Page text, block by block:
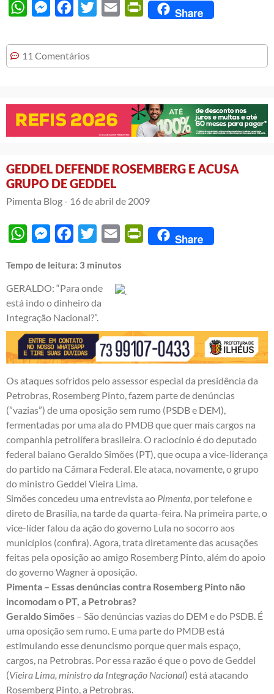
WhatsAppMessengerFacebook
Twitter Email PrintFriendly
Share
11 Comentários
GEDDEL DEFENDE ROSEMBERG E ACUSA
GRUPO DE GEDDEL
Pimenta Blog - 16 de abril de 2009
WhatsAppMessengerFacebook
Twitter Email PrintFriendly
Share
Tempo de leitura: 3 minutos
GERALDO: “Para onde
está indo o dinheiro da
Integração Nacional?”.
Os ataques sofridos pelo assessor especial da presidência da
Petrobras, Rosemberg Pinto, fazem parte de denúncias
(”vazias”) de uma oposição sem rumo (PSDB e DEM),
fermentadas por uma ala do PMDB que quer mais cargos na
companhia petrolífera brasileira. O raciocínio é do deputado
federal baiano Geraldo Simões (PT), que ocupa a vice-liderança
do partido na Câmara Federal. Ele ataca, novamente, o grupo
do ministro Geddel Vieira Lima.
Simões concedeu uma entrevista ao Pimenta, por telefone e
direto de Brasília, na tarde da quarta-feira. Na primeira parte, o
vice-líder falou da ação do governo Lula no socorro aos
municípios (confira). Agora, trata diretamente das acusações
feitas pela oposição ao amigo Rosemberg Pinto, além do apoio
do governo Wagner à oposição.
Pimenta – Essas denúncias contra Rosemberg Pinto não
incomodam o PT, a Petrobras?
Geraldo Simões – São denúncias vazias do DEM e do PSDB. É
uma oposição sem rumo. E uma parte do PMDB está
estimulando esse denuncismo porque quer mais espaço,
cargos, na Petrobras. Por essa razão é que o povo de Geddel
(Vieira Lima, ministro da Integração Nacional) está atacando
Rosemberg Pinto, a Petrobras.